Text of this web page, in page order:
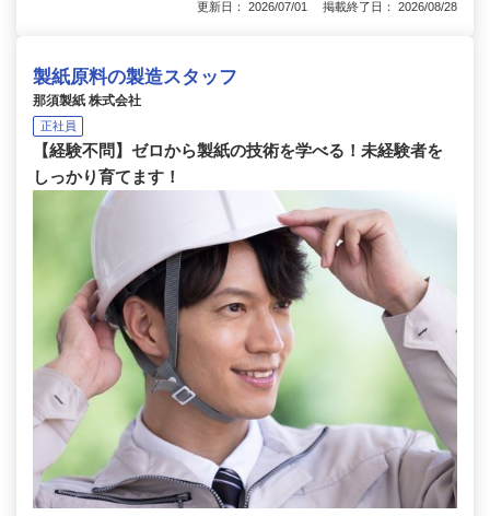
更新日： 2026/07/01 掲載終了日： 2026/08/28
製紙原料の製造スタッフ
那須製紙 株式会社
正社員
【経験不問】ゼロから製紙の技術を学べる！未経験者を
しっかり育てます！